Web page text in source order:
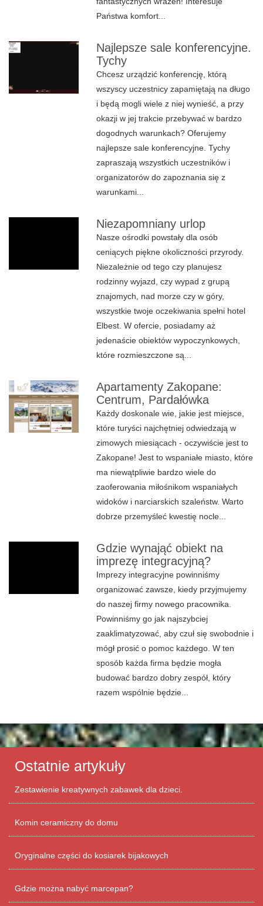
Państwa komfort...
Najlepsze sale konferencyjne.
Tychy
Chcesz urządzić konferencję, którą
wszyscy uczestnicy zapamiętają na długo
i będą mogli wiele z niej wynieść, a przy
okazji w jej trakcie przebywać w bardzo
dogodnych warunkach? Oferujemy
najlepsze sale konferencyjne. Tychy
zapraszają wszystkich uczestników i
organizatorów do zapoznania się z
warunkami...
Niezapomniany urlop
Nasze ośrodki powstały dla osób
ceniących piękne okoliczności przyrody.
Niezależnie od tego czy planujesz
rodzinny wyjazd, czy wypad z grupą
znajomych, nad morze czy w góry,
wszystkie twoje oczekiwania spełni hotel
Elbest. W ofercie, posiadamy aż
jedenaście obiektów wypoczynkowych,
które rozmieszczone są...
Apartamenty Zakopane:
Centrum, Pardałówka
Każdy doskonale wie, jakie jest miejsce,
które turyści najchętniej odwiedzają w
zimowych miesiącach - oczywiście jest to
Zakopane! Jest to wspaniałe miasto, które
ma niewątpliwie bardzo wiele do
zaoferowania miłośnikom wspaniałych
widoków i narciarskich szaleństw. Warto
dobrze przemyśleć kwestię nocle...
Gdzie wynająć obiekt na
imprezę integracyjną?
Imprezy integracyjne powinniśmy
organizować zawsze, kiedy przyjmujemy
do naszej firmy nowego pracownika.
Powinniśmy go jak najszybciej
zaaklimatyzować, aby czuł się swobodnie i
mógł prosić o pomoc każdego. W ten
sposób każda firma będzie mogła
budować bardzo dobry zespół, który
razem wspólnie będzie...
Ostatnie artykuły
Zestawienie kreatywnych zabawek dla dzieci.
Komin ceramiczny do domu
Oryginalne części do kosiarek bijakowych
Gdzie można nabyć marcepan?